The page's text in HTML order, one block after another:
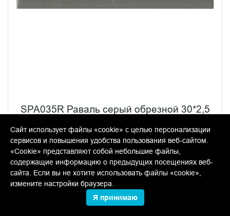
SPA035R Раваль серый обрезной 30*2,5
В упаковке:27 шт Размер:2*30 см
Вес:0.185 кг
342 руб.
шт
+
Сайт использует файлы «cookie» с целью персонализации
сервисов и повышения удобства пользования веб-сайтом.
«Cookie» представляют собой небольшие файлы,
содержащие информацию о предыдущих посещениях веб-
сайта. Если вы не хотите использовать файлы «cookie»,
измените настройки браузера.
Я принимаю